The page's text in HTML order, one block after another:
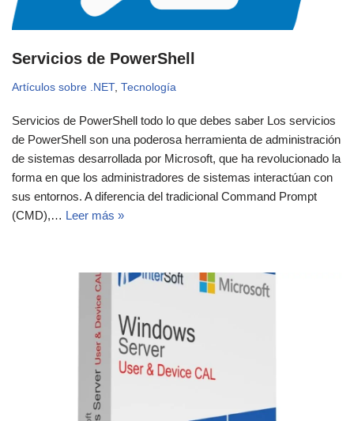
Servicios de PowerShell
Artículos sobre .NET, Tecnología
Servicios de PowerShell todo lo que debes saber Los servicios
de PowerShell son una poderosa herramienta de administración
de sistemas desarrollada por Microsoft, que ha revolucionado la
forma en que los administradores de sistemas interactúan con
sus entornos. A diferencia del tradicional Command Prompt
(CMD),… Leer más »